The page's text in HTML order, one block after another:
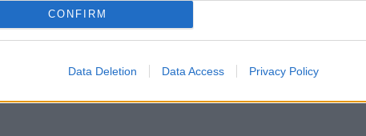
CONFIRM
Data Deletion Data Access Privacy Policy